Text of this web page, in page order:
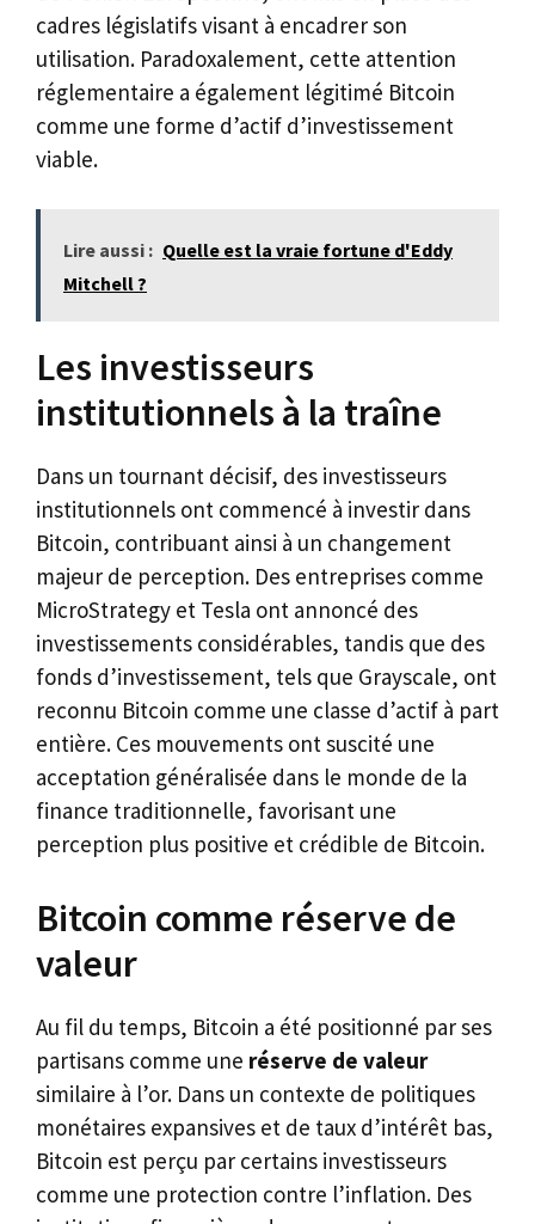
cadres législatifs visant à encadrer son
utilisation. Paradoxalement, cette attention
réglementaire a également légitimé Bitcoin
comme une forme d’actif d’investissement
viable.
Lire aussi : Quelle est la vraie fortune d'Eddy
Mitchell ?
Les investisseurs
institutionnels à la traîne
Dans un tournant décisif, des investisseurs
institutionnels ont commencé à investir dans
Bitcoin, contribuant ainsi à un changement
majeur de perception. Des entreprises comme
MicroStrategy et Tesla ont annoncé des
investissements considérables, tandis que des
fonds d’investissement, tels que Grayscale, ont
reconnu Bitcoin comme une classe d’actif à part
entière. Ces mouvements ont suscité une
acceptation généralisée dans le monde de la
finance traditionnelle, favorisant une
perception plus positive et crédible de Bitcoin.
Bitcoin comme réserve de
valeur
Au fil du temps, Bitcoin a été positionné par ses
partisans comme une réserve de valeur
similaire à l’or. Dans un contexte de politiques
monétaires expansives et de taux d’intérêt bas,
Bitcoin est perçu par certains investisseurs
comme une protection contre l’inflation. Des